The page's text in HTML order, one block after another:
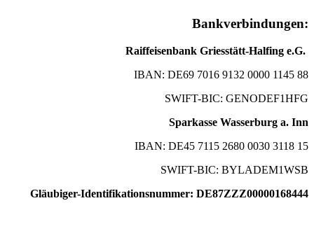
Bankverbindungen:
Raiffeisenbank Griesstätt-Halfing e.G.
IBAN: DE69 7016 9132 0000 1145 88
SWIFT-BIC: GENODEF1HFG
Sparkasse Wasserburg a. Inn
IBAN: DE45 7115 2680 0030 3118 15
SWIFT-BIC: BYLADEM1WSB
Gläubiger-Identifikationsnummer: DE87ZZZ00000168444